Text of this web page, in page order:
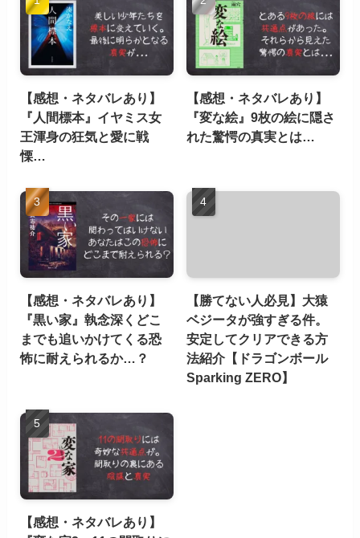
【感想・ネタバレあり】
『人間標本』イヤミス女
王渾身の狂気と愛に戦
慄…
【感想・ネタバレあり】
『変な絵』9枚の絵に隠さ
れた驚愕の真実とは…
【感想・ネタバレあり】
『黒い家』執念深くどこ
までも追いかけてくる恐
怖に耐えられるか…？
【勝てない人必見】大猿
ベジータが強すぎる件。
安定してクリアできる方
法紹介【ドラゴンボール
Sparking ZERO】
【感想・ネタバレあり】